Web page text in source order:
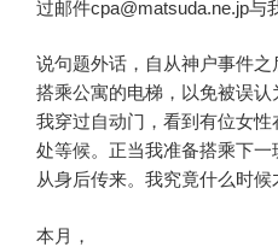
过邮件cpa@matsuda.ne.jp与
说句题外话，自从神户事件
搭乘公寓的电梯，以免被误
我穿过自动门，看到有位女
处等候。正当我准备搭乘下
从身后传来。我究竟什么时候
本月，